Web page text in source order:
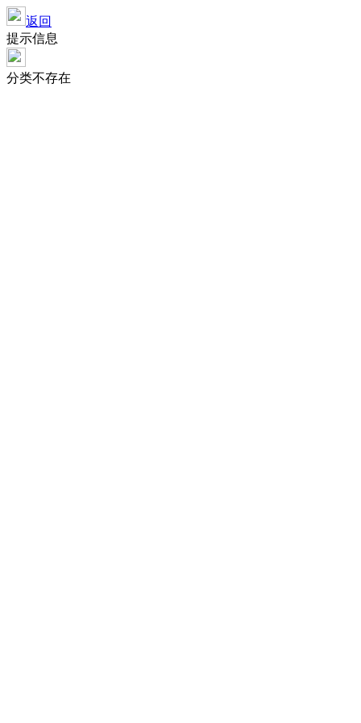
返回
提示信息
分类不存在